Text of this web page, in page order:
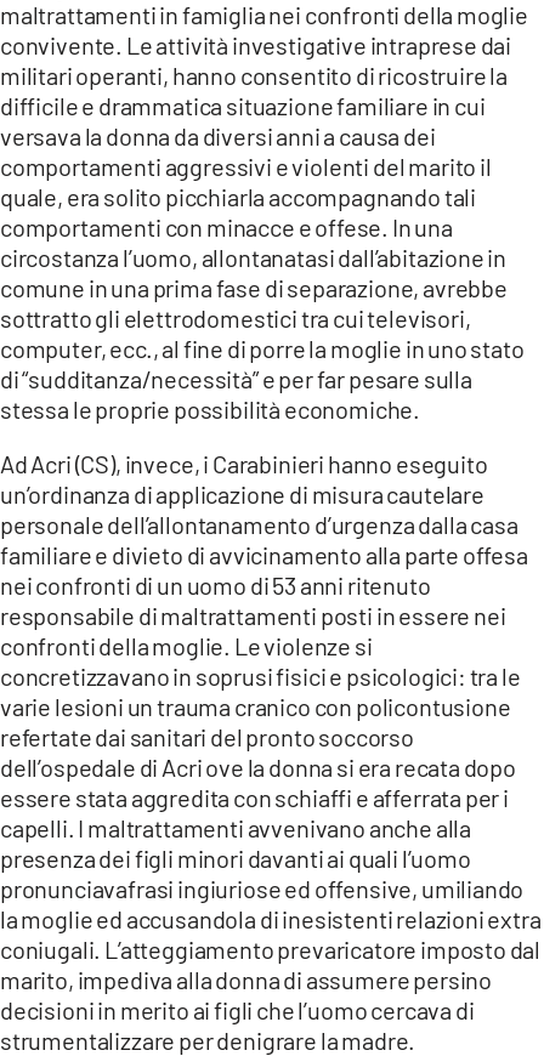
maltrattamenti in famiglia nei confronti della moglie
convivente. Le attività investigative intraprese dai
militari operanti, hanno consentito di ricostruire la
difficile e drammatica situazione familiare in cui
versava la donna da diversi anni a causa dei
comportamenti aggressivi e violenti del marito il
quale, era solito picchiarla accompagnando tali
comportamenti con minacce e offese. In una
circostanza l’uomo, allontanatasi dall’abitazione in
comune in una prima fase di separazione, avrebbe
sottratto gli elettrodomestici tra cui televisori,
computer, ecc., al fine di porre la moglie in uno stato
di “sudditanza/necessità” e per far pesare sulla
stessa le proprie possibilità economiche.
Ad Acri (CS), invece, i Carabinieri hanno eseguito
un’ordinanza di applicazione di misura cautelare
personale dell’allontanamento d’urgenza dalla casa
familiare e divieto di avvicinamento alla parte offesa
nei confronti di un uomo di 53 anni ritenuto
responsabile di maltrattamenti posti in essere nei
confronti della moglie. Le violenze si
concretizzavano in soprusi fisici e psicologici: tra le
varie lesioni un trauma cranico con policontusione
refertate dai sanitari del pronto soccorso
dell’ospedale di Acri ove la donna si era recata dopo
essere stata aggredita con schiaffi e afferrata per i
capelli. I maltrattamenti avvenivano anche alla
presenza dei figli minori davanti ai quali l’uomo
pronunciavafrasi ingiuriose ed offensive, umiliando
la moglie ed accusandola di inesistenti relazioni extra
coniugali. L’atteggiamento prevaricatore imposto dal
marito, impediva alla donna di assumere persino
decisioni in merito ai figli che l’uomo cercava di
strumentalizzare per denigrare la madre.